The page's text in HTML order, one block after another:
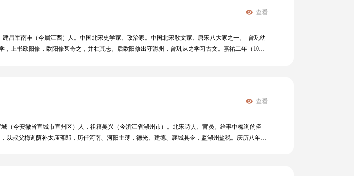
查看
建昌军南丰（今属江西）人。中国北宋史学家、政治家。中国北宋散文家。唐宋八大家之一。 曾巩幼
上书欧阳修，欧阳修甚奇之，并壮其志。后欧阳修出守滁州，曾巩从之学习古文。嘉祐二年（1057
有一种从容不迫的气象，与欧阳修的风格相似。《唐论》《战国策目录序》《范贯之奏议集序》
与文风相近，古朴典雅，清新自然，而较多使用赋的表现手法，比兴的手法略少，显示出宋诗擅长议
查看
（今安徽省宣城市宣州区）人，祖籍吴兴（今浙江省湖州市）。北宋诗人、官员。给事中梅询的侄
以叔父梅询荫补太庙斋郎，历任河南、河阳主薄，德光、建德、襄城县令，监湖州盐税。庆历八年